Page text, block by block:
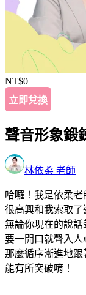
NT$0
立即兌換
聲音形象鍛
林依柔 老師
哈囉！我是依柔老
很高興和我索取
無論你現在的說
要一開口就聲入人
那麼循序漸進地
能有所突破唷！